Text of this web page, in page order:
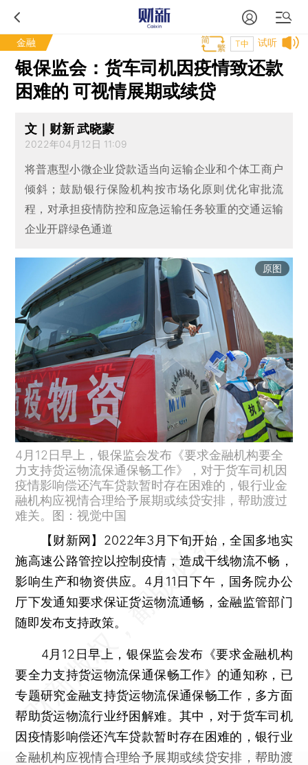
金融 试听
T中
银保监会：货车司机因疫情致还款
困难的 可视情展期或续贷
文｜财新 武晓蒙
2022年04月12日 11:09
将普惠型小微企业贷款适当向运输企业和个体工商户
倾斜；鼓励银行保险机构按市场化原则优化审批流
程，对承担疫情防控和应急运输任务较重的交通运输
企业开辟绿色通道
原图
4月12日早上，银保监会发布《要求金融机构要全
力支持货运物流保通保畅工作》，对于货车司机因
疫情影响偿还汽车贷款暂时存在困难的，银行业金
融机构应视情合理给予展期或续贷安排，帮助渡过
难关。图：视觉中国
【财新网】 2022年3月下旬开始，全国多地实
施高速公路管控以控制疫情，造成干线物流不畅，
影响生产和物资供应。4月11日下午，国务院办公
厅下发通知要求保证货运物流通畅，金融监管部门
随即发布支持政策。
4月12日早上，银保监会发布《要求金融机构
要全力支持货运物流保通保畅工作》的通知称，已
专题研究金融支持货运物流保通保畅工作，多方面
帮助货运物流行业纾困解难。其中，对于货车司机
因疫情影响偿还汽车贷款暂时存在困难的，银行业
金融机构应视情合理给予展期或续贷安排，帮助渡